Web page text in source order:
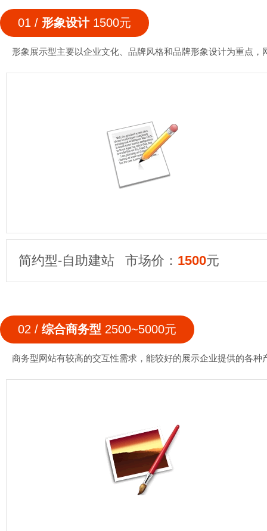
01 / 形象设计 1500元
形象展示型主要以企业文化、品牌风格和品牌形象设计为重点
简约型-自助建站 市场价： 1500元
02 / 综合商务型 2500~5000元
商务型网站有较高的交互性需求，能较好的展示企业提供的各